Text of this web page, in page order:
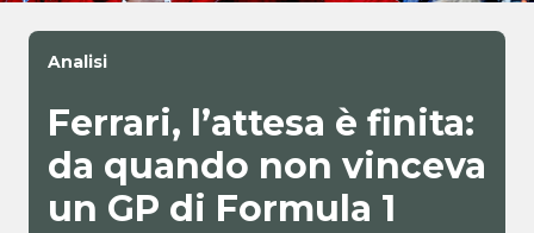
Analisi
Ferrari, l’attesa è finita:
da quando non vinceva
un GP di Formula 1